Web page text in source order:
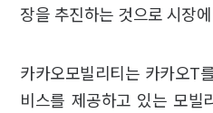
장을 추진하는 것으로 시장
카카오모빌리티는 카카오T
비스를 제공하고 있는 모빌